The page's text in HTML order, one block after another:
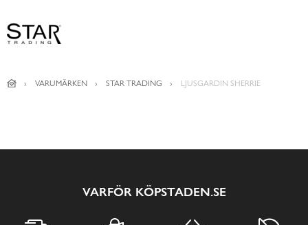
VARUMÄRKEN STAR TRADING LJUSGARDIN SHERRIE
VARFÖR KÖPSTADEN.SE